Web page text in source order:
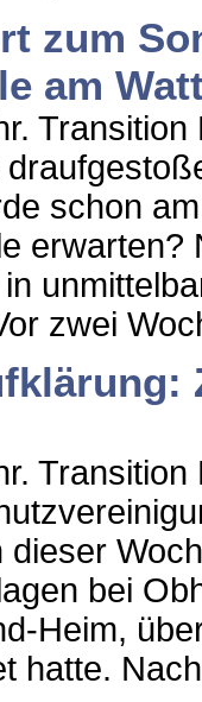
zum
am
schon
zwei
dieser
bei
Heim,
hatte.